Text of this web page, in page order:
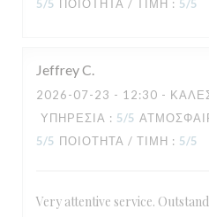
5/5 ΠΟΙΌΤΗΤΑ / ΤΙΜΉ : 5/5
JeffreyC
2026-07-23 - 12:30 -
ΥΠΗΡΕΣΊΑ : 5/5
5/5 ΠΟΙΌΤΗΤΑ / ΤΙΜΉ : 5/5
Very attentive service.